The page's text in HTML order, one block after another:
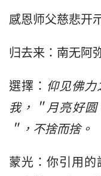
感恩师父慈悲开
归去来：南无阿
選擇： 仰见佛力
我，＂月亮好
＂，不捨而捨。
蒙光：你引用